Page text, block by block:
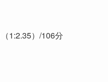
1:2.35）/106分